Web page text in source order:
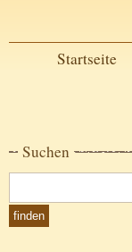
Startseite
Suchen